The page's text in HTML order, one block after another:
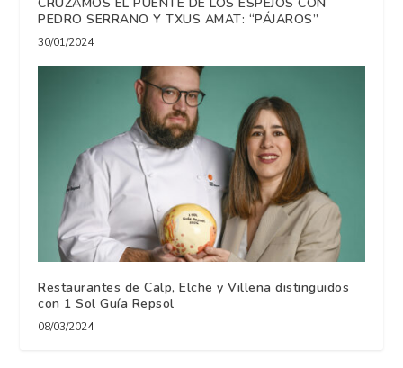
PEDRO SERRANO Y TXUS AMAT: “PÁJAROS”
30/01/2024
Restaurantes de Calp, Elche y Villena distinguidos
con 1 Sol Guía Repsol
08/03/2024